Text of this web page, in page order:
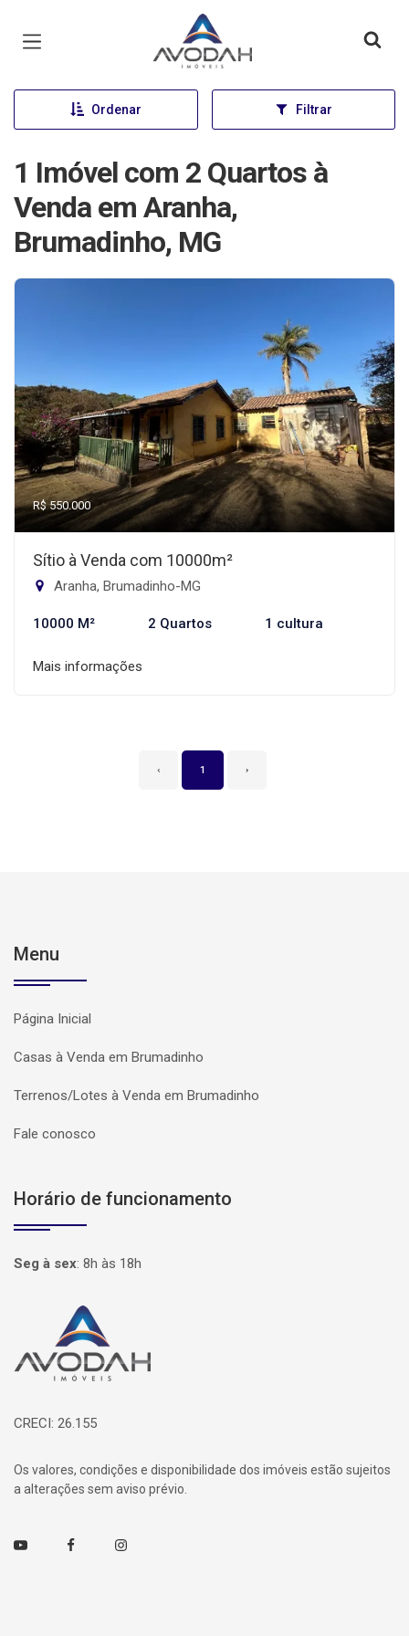
Página inicial
Ordenar Filtrar
1 Imóvel com 2 Quartos à
Venda em Aranha,
Brumadinho, MG
R$ 550.000
Sítio à Venda com 10000m²
Aranha, Brumadinho-MG
10000 M² 2 Quartos 1 cultura
Mais informações
‹ 1 ›
Menu
Página Inicial
Casas à Venda em Brumadinho
Terrenos/Lotes à Venda em Brumadinho
Fale conosco
Horário de funcionamento
Seg à sex: 8h às 18h
Página inicial
CRECI: 26.155
Os valores, condições e disponibilidade dos imóveis estão sujeitos
a alterações sem aviso prévio.
Youtube FacebookInstagram